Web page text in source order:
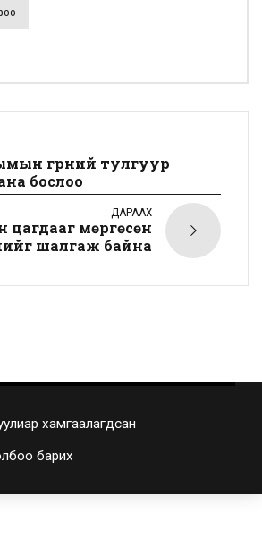
гүүрний тулгуур
бослоо
ДАРААХ
цагдааг мөргөсөн
шалгаж байна
хамгаалагдсан
барих